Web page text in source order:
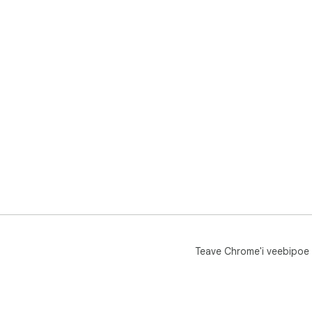
Teave Chrome'i